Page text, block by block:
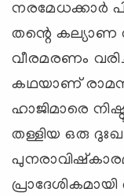
നരമേധക്കാര്‍
തന്റെ കല്യാണ
വീരമരണം
കഥയാണ്
ഹാജിമാരെ
തള്ളിയ ഒരു